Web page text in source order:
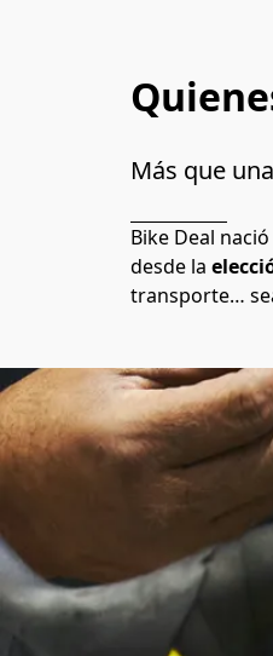
Más que
Bike Deal
desde la
transporte…